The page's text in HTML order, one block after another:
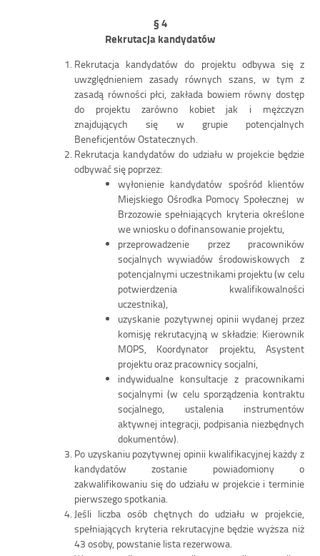
§ 4
Rekrutacja kandydatów
Rekrutacja kandydatów do projektu odbywa się z
uwzględnieniem zasady równych szans, w tym z
zasadą równości płci, zakłada bowiem równy dostęp
do projektu zarówno kobiet jak i mężczyzn
znajdujących się w grupie potencjalnych
Beneficjentów Ostatecznych.
Rekrutacja kandydatów do udziału w projekcie będzie
odbywać się poprzez:
wyłonienie kandydatów spośród klientów
Miejskiego Ośrodka Pomocy Społecznej w
Brzozowie spełniających kryteria określone
we wniosku o dofinansowanie projektu,
przeprowadzenie przez pracowników
socjalnych wywiadów środowiskowych z
potencjalnymi uczestnikami projektu (w celu
potwierdzenia kwalifikowalności
uczestnika),
uzyskanie pozytywnej opinii wydanej przez
komisję rekrutacyjną w składzie: Kierownik
MOPS, Koordynator projektu, Asystent
projektu oraz pracownicy socjalni,
indywidualne konsultacje z pracownikami
socjalnymi (w celu sporządzenia kontraktu
socjalnego, ustalenia instrumentów
aktywnej integracji, podpisania niezbędnych
dokumentów).
Po uzyskaniu pozytywnej opinii kwalifikacyjnej każdy z
kandydatów zostanie powiadomiony o
zakwalifikowaniu się do udziału w projekcie i terminie
pierwszego spotkania.
Jeśli liczba osób chętnych do udziału w projekcie,
spełniających kryteria rekrutacyjne będzie wyższa niż
43 osoby, powstanie lista rezerwowa.